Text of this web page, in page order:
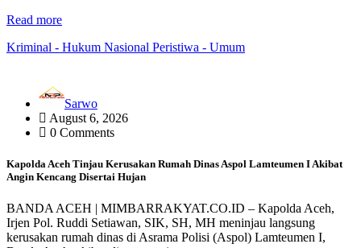
Read more
Kriminal - Hukum Nasional Peristiwa - Umum
Sarwo
August 6, 2026
0 Comments
Kapolda Aceh Tinjau Kerusakan Rumah Dinas Aspol Lamteumen I Akibat
Angin Kencang Disertai Hujan
BANDA ACEH | MIMBARRAKYAT.CO.ID – Kapolda Aceh,
Irjen Pol. Ruddi Setiawan, SIK, SH, MH meninjau langsung
kerusakan rumah dinas di Asrama Polisi (Aspol) Lamteumen I,